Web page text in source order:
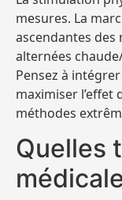
mesures. La
ascendantes
alternées
Pensez à
maximiser l’effet
méthodes
Quelles